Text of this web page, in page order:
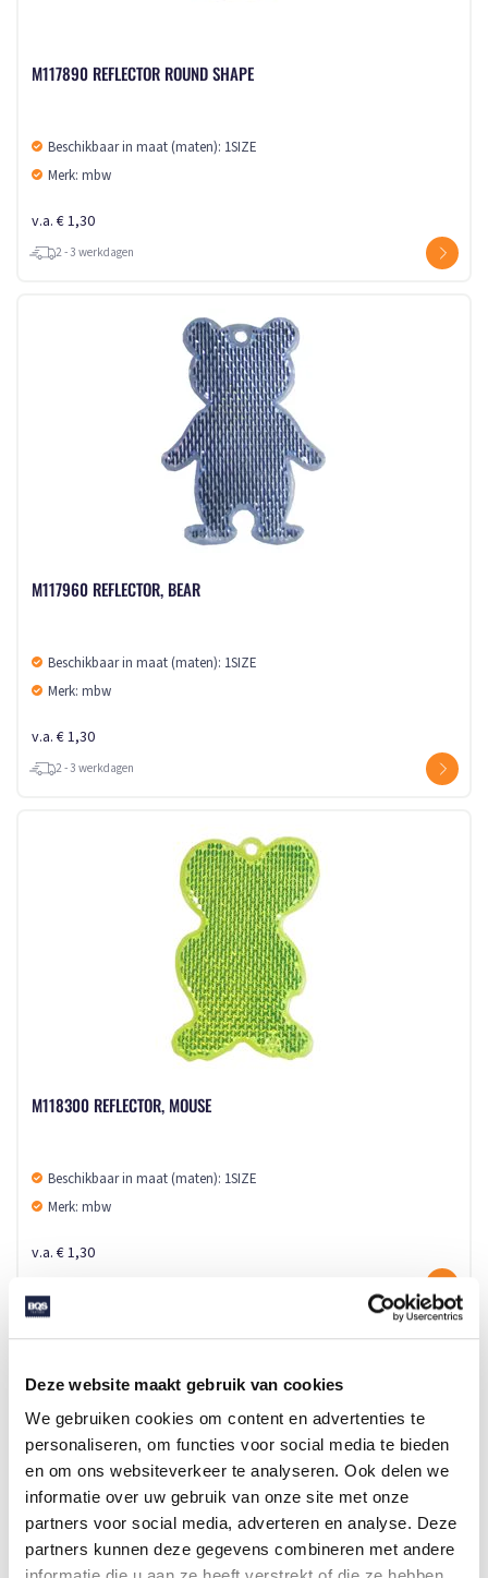
Deze website maakt gebruik van cookies
We gebruiken cookies om content en advertenties te
personaliseren, om functies voor social media te bieden
en om ons websiteverkeer te analyseren. Ook delen we
informatie over uw gebruik van onze site met onze
partners voor social media, adverteren en analyse. Deze
partners kunnen deze gegevens combineren met andere
M117890 REFLECTOR ROUND SHAPE
Beschikbaar in maat (maten): 1SIZE
Merk: mbw
v.a. € 1,30
2 - 3 werkdagen
M117960 REFLECTOR, BEAR
Beschikbaar in maat (maten): 1SIZE
Merk: mbw
v.a. € 1,30
2 - 3 werkdagen
M118300 REFLECTOR, MOUSE
Beschikbaar in maat (maten): 1SIZE
Merk: mbw
v.a. € 1,30